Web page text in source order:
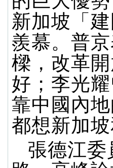
新加坡「
羨慕。普
樑，改革
好；李光
靠中國內
都想新加
張德江